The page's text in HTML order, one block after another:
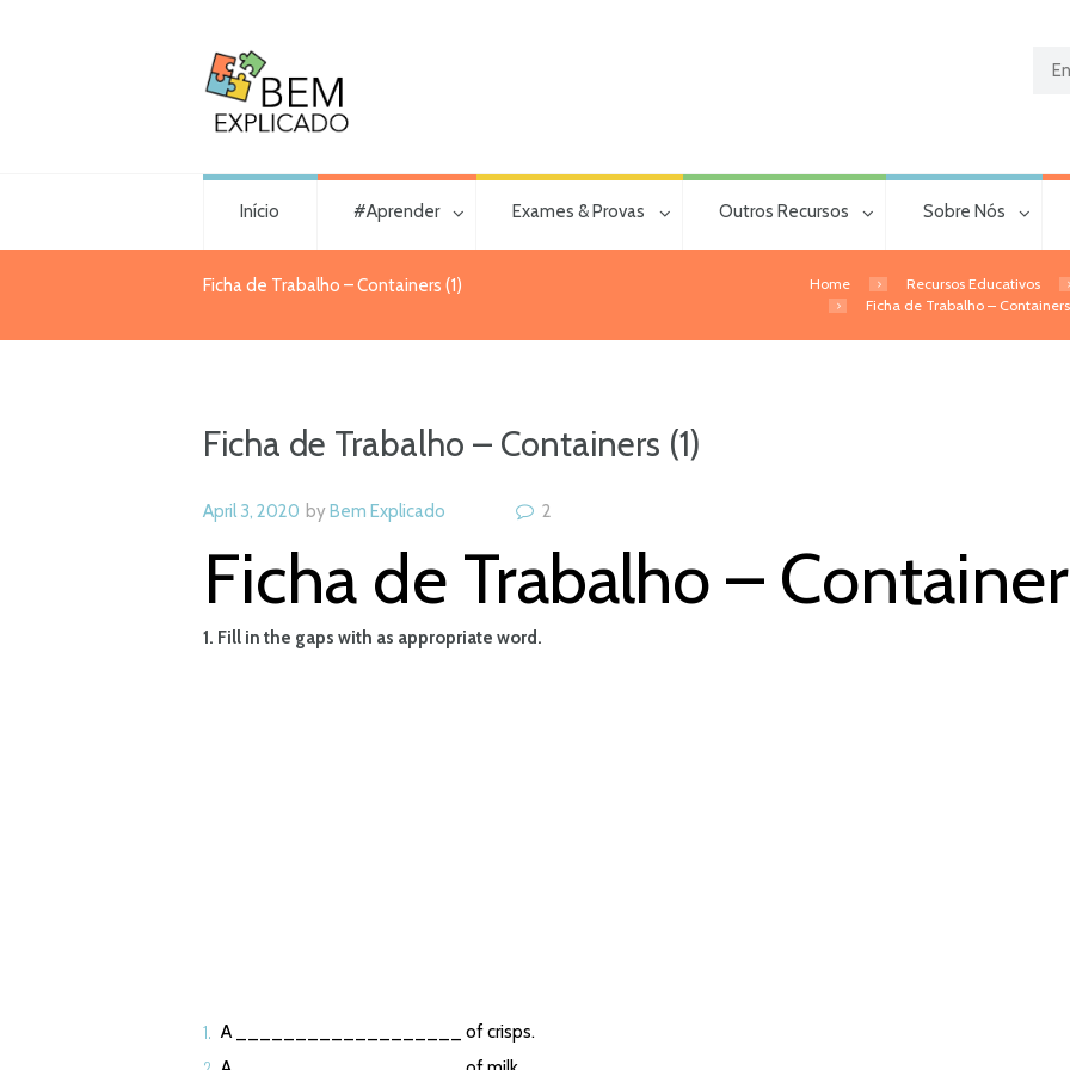
Início #Aprender Exames & Provas Outros Recursos Sobre Nós
Ficha de Trabalho – Containers (1) Home
Recursos Educativos
Ficha de Trabalho – Containers
Ficha de Trabalho – Containers (1)
April 3, 2020 byBem Explicado 2
Ficha de Trabalho –
1. Fill in the gaps with as appropriate word.
A ___________________ of crisps.